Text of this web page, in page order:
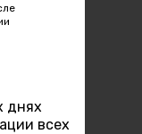
днях
всех